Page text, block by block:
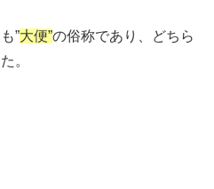
”大便”の俗称であり、どちら
。